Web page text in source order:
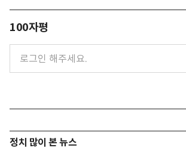
100자평
정치 많이 본 뉴스